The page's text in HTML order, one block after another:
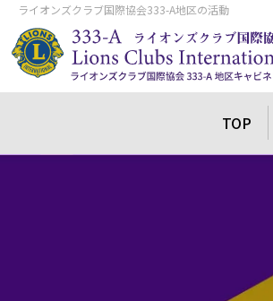
ライオンズクラブ国際協会333-A地区の活動
TOP